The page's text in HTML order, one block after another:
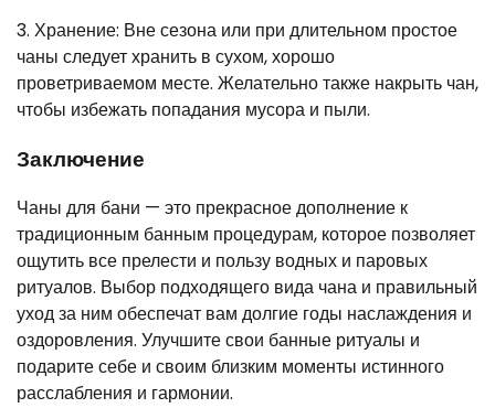
3. Хранение: Вне сезона или при длительном простое
чаны следует хранить в сухом, хорошо
проветриваемом месте. Желательно также накрыть чан,
чтобы избежать попадания мусора и пыли.
Заключение
Чаны для бани — это прекрасное дополнение к
традиционным банным процедурам, которое позволяет
ощутить все прелести и пользу водных и паровых
ритуалов. Выбор подходящего вида чана и правильный
уход за ним обеспечат вам долгие годы наслаждения и
оздоровления. Улучшите свои банные ритуалы и
подарите себе и своим близким моменты истинного
расслабления и гармонии.